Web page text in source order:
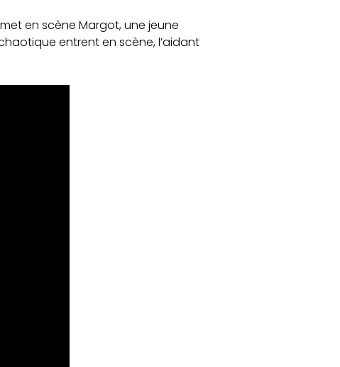
met en scène Margot, une jeune
entrent en scène, l’aidant